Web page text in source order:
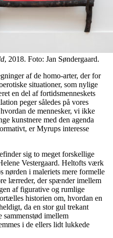
, 2018. Foto: Jan Søndergaard.
af de homo-arter, der for
situationer, som nylige
en del af fortidsmenneskets
peger således på vores
de mennesker, vi ikke
kunstnere med den agenda
er Myrups interesse
sig to meget forskellige
Vestergaard. Heltofts værk
nørden i maleriets mere formelle
lærreder, der spænder imellem
af figurative og rumlige
historien om, hvordan en
da en stor gul trekant
sammenstød imellem
i de ellers lidt lukkede